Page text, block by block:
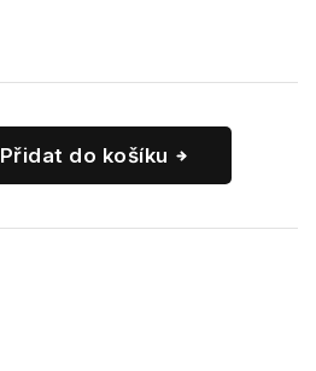
Přidat do košíku